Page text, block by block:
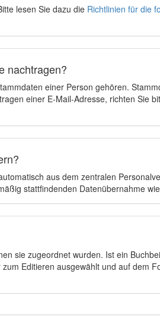
lesen Sie dazu die Richtlinien für die
nachtragen?
einer Person gehören.
einer E-Mail-Adresse, richten Sie
aus dem zentralen
stattfindenden Datenübernahme
sie zugeordnet wurden. Ist ein
Editieren ausgewählt und auf dem